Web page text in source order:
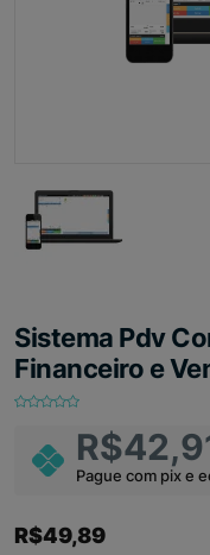
Sistema Pdv
Financeiro e
Pague com pix e
R$49,89